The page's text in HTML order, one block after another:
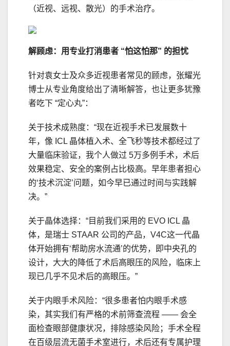
（近视、远视、散光）的手术治疗。
解顾虑：用专业打消患者 “怕这怕那” 的担忧
针对袁女士及众多近视患者常见的顾虑，张耀光
博士从专业角度给出了清晰解答，也让更多犹豫
者吃下 “定心丸”：
关于技术成熟度：“现在近视手术已发展数十
年，像 ICL 晶体植入术、全飞秒等技术都经过了
大量临床验证，我个人做过 5万多例手术，术后
效果稳定、安全的案例占比极高。早年患者担心
的‘技术沉淀’问题，如今早已通过时间与实践解
决。”
关于晶体选择：“目前我们采用的 EVO ICL 晶
体，是瑞士 STAAR 公司的产品，V4C这一代晶
体开始拥有‘帮助房水流通’的优势，即中央孔的
设计，大大的降低了术后高眼压的风险，临床上
现已几乎不见术后的高眼压。”
关于内眼手术风险：“很多患者怕内眼手术感
染，其实我们有严格的术前筛查流程 —— 会全
面检查眼部健康状况，排除感染风险；手术全程
在百级层流无菌手术室进行，术后还有专属护理